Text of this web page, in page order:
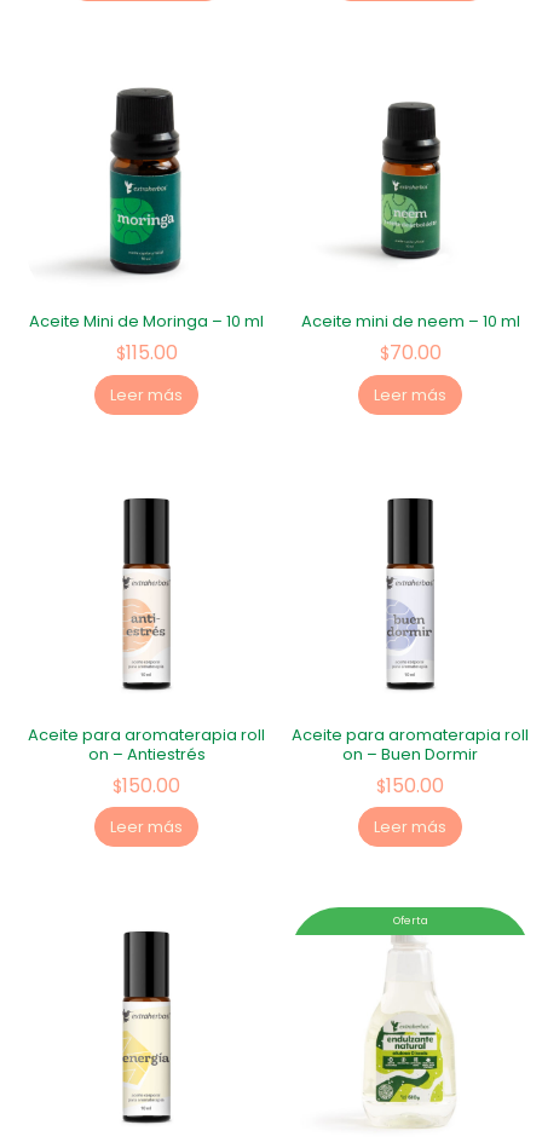
Aceite Mini de Moringa – 10 ml
$115.00
Leer más
Aceite mini de neem – 10 ml
$70.00
Leer más
Aceite para aromaterapia roll
on – Antiestrés
$150.00
Leer más
Aceite para aromaterapia roll
on – Buen Dormir
$150.00
Leer más
Oferta